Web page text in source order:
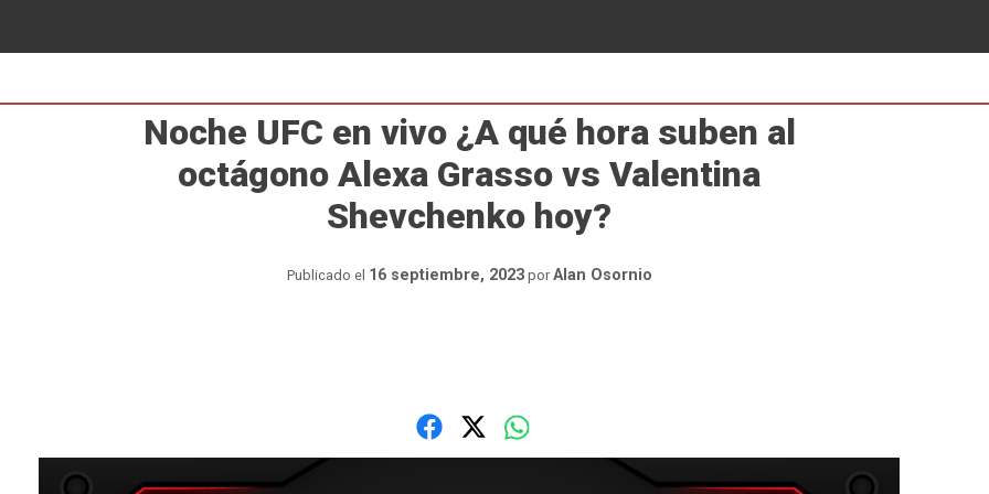
Noche UFC en vivo ¿A qué hora suben al
octágono Alexa Grasso vs Valentina
Shevchenko hoy?
Publicado el 16 septiembre, 2023por Alan Osornio